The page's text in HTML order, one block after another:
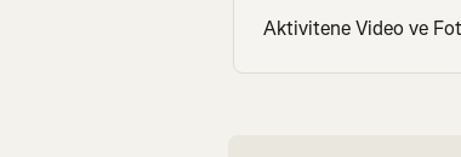
Aktivitene Video ve